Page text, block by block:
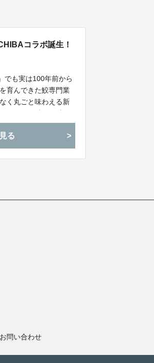
コラボ誕生！
でも実は100年前から
育んできた鮫専門業
く丸ごと味わえる新
市の中華の名店「文
誕生しました！
る
お問い合わせ